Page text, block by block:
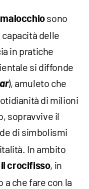
sono
delle
in pratiche
si diffonde
), amuleto che
di milioni
sopravvive il
di simbolismi
In ambito
il crocifisso, in
a che fare con la